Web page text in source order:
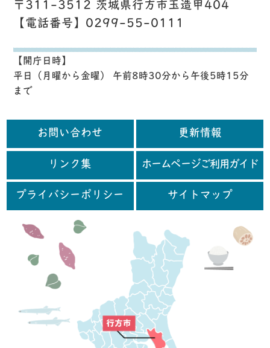
〒311-3512 茨城県行方市玉造甲404
【電話番号】0299-55-0111
【開庁日時】
平日（月曜から金曜） 午前8時30分から午後5時15分
まで
お問い合わせ 更新情報
リンク集 ホームページご利用ガイド
プライバシーポリシー サイトマップ